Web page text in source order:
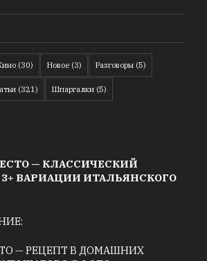
(30) Новое(3) Разговоры(5)
(321) Шпаргалки(5)
— КЛАССИЧЕСКИЙ
ВАРИАЦИИ ИТАЛЬЯНСКОГО
— РЕЦЕПТ В ДОМАШНИХ